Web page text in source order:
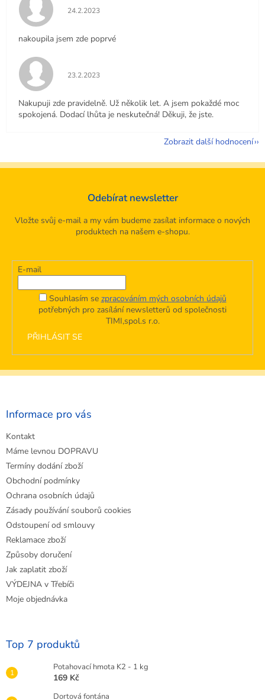
Hodnocení obchodu je 5 z 5 hvězdiček.
24.2.2023
nakoupila jsem zde poprvé
Hodnocení obchodu je 5 z 5 hvězdiček.
23.2.2023
Nakupuji zde pravidelně. Už několik let. A jsem pokaždé moc
spokojená. Dodací lhůta je neskutečná! Děkuji, že jste.
Zobrazit další hodnocení
Odebírat newsletter
Vložte svůj e-mail a my vám budeme zasílat informace o nových
produktech na našem e-shopu.
E-mail
Souhlasím se zpracováním mých osobních údajů
potřebných pro zasílání newsletterů od společnosti
TIMI,spol.s r.o.
PŘIHLÁSIT SE
Z
Informace pro vás
Kontakt
Máme levnou DOPRAVU
Termíny dodání zboží
Obchodní podmínky
Ochrana osobních údajů
Zásady používání souborů cookies
Odstoupení od smlouvy
Reklamace zboží
Způsoby doručení
Jak zaplatit zboží
VÝDEJNA v Třebíči
Moje objednávka
Top 7 produktů
Potahovací hmota K2 - 1 kg
169 Kč
Dortová fontána